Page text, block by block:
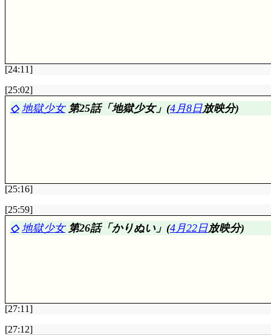
し……で, 春の六道郷? そこに居るのは, 幼い頃のあい
評価……☆☆☆☆☆(前回比: ±0)
とうとう明らかになった柴田親子の素性。後に地獄
いも最初からそう判っていた訳ではなく……というか,
[24:11]
[25:02]
◇ 地獄少女第25話「地獄少女」(4月8日放映分)
評価……☆☆☆☆☆(前回比: ±0)
あい, 仙太郎, あいの両親と仙太郎の父, 村人達……村
というか, 現代でもそう違ってはいないかと。で, 6年
全員, 仙太郎も含めて殺したつもりだったということ
か。だとしたら完全に失敗しているし。
[25:16]
[25:59]
◇ 地獄少女第26話「かりぬい」(4月22日放映分)
評価……☆☆☆☆☆(前回比: ±0)
[27:11]
[27:12]